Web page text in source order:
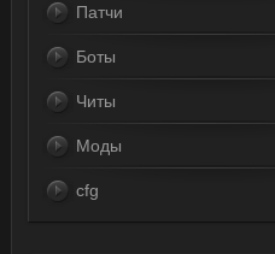
Патчи
Боты
Читы
Моды
cfg